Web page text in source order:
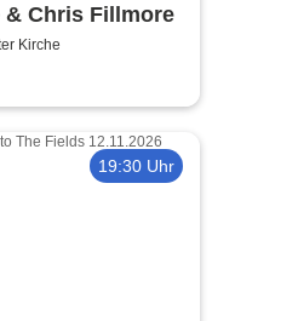
& Chris Fillmore
Kirche
19:30 Uhr